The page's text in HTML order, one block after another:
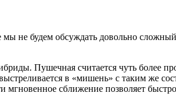
мы не будем обсуждать довольно
Пушечная считается чуть более
в «мишень» с таким же
сближение позволяет